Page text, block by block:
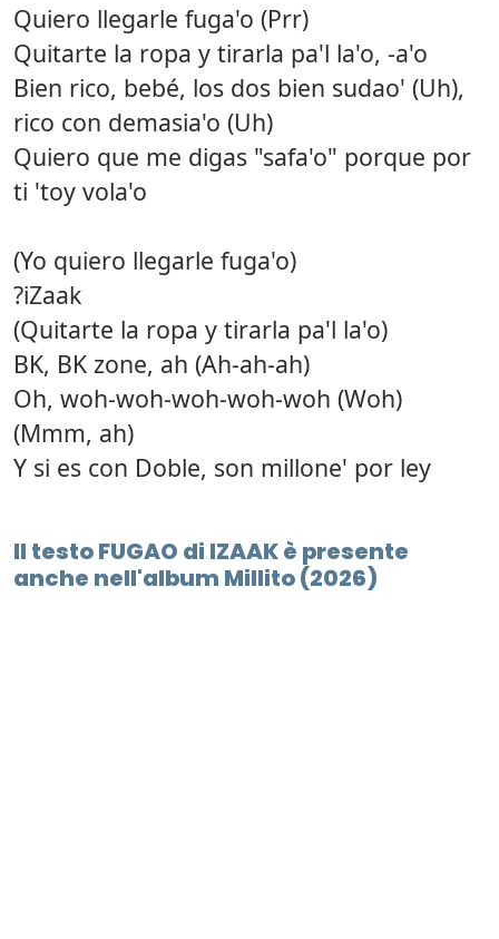
Quiero llegarle fuga'o (Prr)
Quitarte la ropa y tirarla pa'l la'o, -a'o
Bien rico, bebé, los dos bien sudao' (Uh),
rico con demasia'o (Uh)
Quiero que me digas "safa'o" porque por
ti 'toy vola'o
(Yo quiero llegarle fuga'o)
?iZaak
(Quitarte la ropa y tirarla pa'l la'o)
BK, BK zone, ah (Ah-ah-ah)
Oh, woh-woh-woh-woh-woh (Woh)
(Mmm, ah)
Y si es con Doble, son millone' por ley
Il testo FUGAO di IZAAK è presente
anche nell'album Millito (2026)